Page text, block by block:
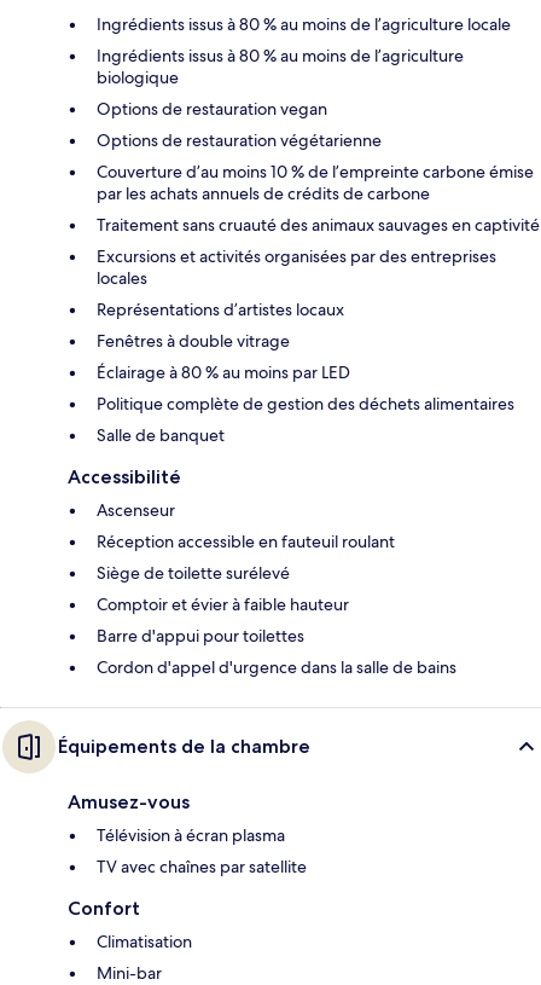
Ingrédients issus à 80 % au moins de l’agriculture locale
Ingrédients issus à 80 % au moins de l’agriculture
biologique
Options de restauration vegan
Options de restauration végétarienne
Couverture d’au moins 10 % de l’empreinte carbone émise
par les achats annuels de crédits de carbone
Traitement sans cruauté des animaux sauvages en captivité
Excursions et activités organisées par des entreprises
locales
Représentations d’artistes locaux
Fenêtres à double vitrage
Éclairage à 80 % au moins par LED
Politique complète de gestion des déchets alimentaires
Salle de banquet
Accessibilité
Ascenseur
Réception accessible en fauteuil roulant
Siège de toilette surélevé
Comptoir et évier à faible hauteur
Barre d'appui pour toilettes
Cordon d'appel d'urgence dans la salle de bains
Équipements de la chambre
Amusez-vous
Télévision à écran plasma
TV avec chaînes par satellite
Confort
Climatisation
Mini-bar